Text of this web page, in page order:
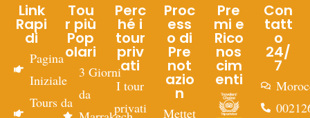
Link
Rapi
di
Pagina
Iniziale
Tours da
Tou
r più
Pop
olari
3 Giorni
da
Perc
hé i
tour
priv
ati
I tour
privati
Proc
ess
o di
Pre
not
azio
n
Mettet
Pre
mi e
Rico
nos
cim
enti
Con
tatt
o
24/
7